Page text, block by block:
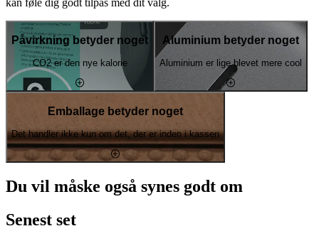
kan føle dig godt tilpas med dit valg.
Påvirkning betyder noget
CO2 er den nye kalorie
Aluminium betyder noget
Aluminium er lige blevet mere cool
Emballage betyder noget
Det handler ikke kun om det, der er inden i kassen
Du vil måske også synes godt om
Senest set